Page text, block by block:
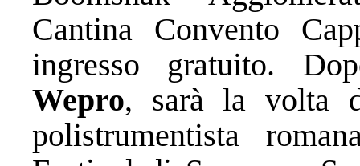
Cantina Convento
ingresso gratuito.
Wepro, sarà la volta
polistrumentista